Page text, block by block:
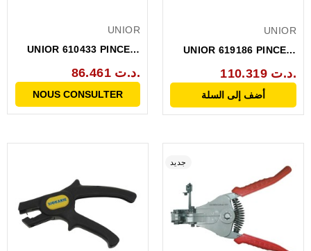
UNIOR
UNIOR 610433 PINCE A
86.461 د.ت.
NOUS CONSULTER
UNIOR
UNIOR 619186 PINCE A
110.319 د.ت.
أضف إلى السلة
جديد